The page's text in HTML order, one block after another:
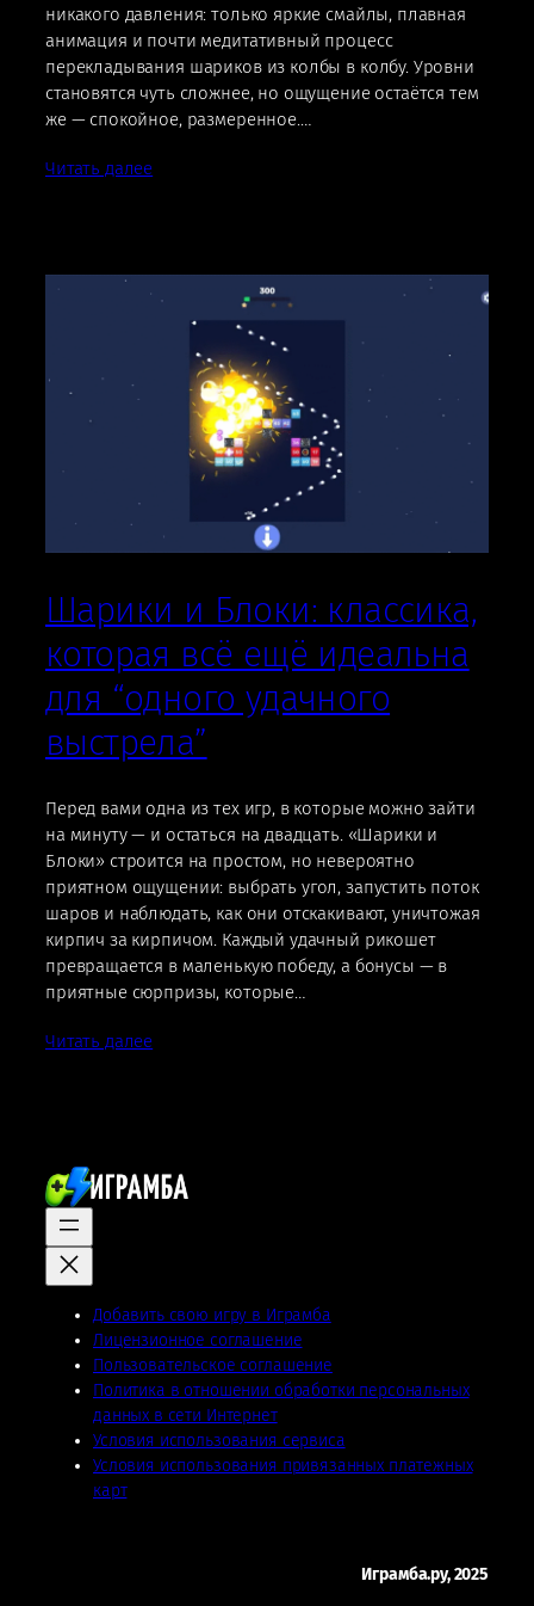
никакого давления: только яркие смайлы, плавная
анимация и почти медитативный процесс
перекладывания шариков из колбы в колбу. Уровни
становятся чуть сложнее, но ощущение остаётся тем
же — спокойное, размеренное.…
Читать далее
Шарики и Блоки: классика,
которая всё ещё идеальна
для “одного удачного
выстрела”
Перед вами одна из тех игр, в которые можно зайти
на минуту — и остаться на двадцать. «Шарики и
Блоки» строится на простом, но невероятно
приятном ощущении: выбрать угол, запустить поток
шаров и наблюдать, как они отскакивают, уничтожая
кирпич за кирпичом. Каждый удачный рикошет
превращается в маленькую победу, а бонусы — в
приятные сюрпризы, которые…
Читать далее
Добавить свою игру в Играмба
Лицензионное соглашение
Пользовательское соглашение
Политика в отношении обработки персональных
данных в сети Интернет
Условия использования сервиса
Условия использования привязанных платежных
карт
Играмба.ру, 2025